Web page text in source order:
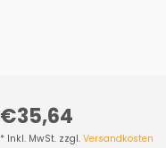
€35,64
* Inkl. MwSt. zzgl. Versandkosten